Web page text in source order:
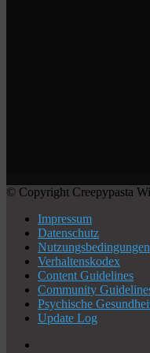
© Copyright Creepypasta
Impressum
Datenschutz
Nutzungsbedingungen
Verhaltenskodex
Content Guidelines
Community
Psychische
Update Log